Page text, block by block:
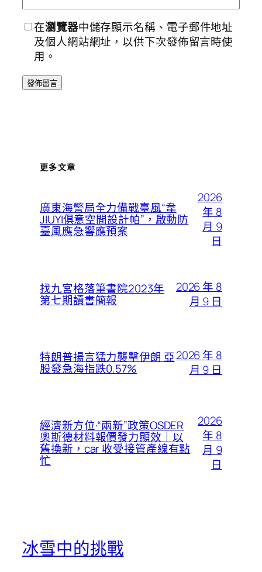
在瀏覽器中儲存顯示名稱、電子郵件地址
及個人網站網址，以供下次發佈留言時使
用。
更多文章
廣東海警局全力備戰臺風“韋
JIUYI俱意空間設計帕”，啟動防
臺風應急響應預案
2026
年 8
月 9
日
找九宮格落筆書院2023年
第七期讀書簡報
2026 年 8
月 9 日
特朗普揚言猛力襲擊伊朗 亞
股發急海指跌0.57%
2026 年 8
月 9 日
經濟新方位·“兩新”政策OSDER
奧斯德材料報價發力顯效｜以
舊換新，car 收受接管產線有點
忙
2026
年 8
月 9
日
冰雪中的挑戰